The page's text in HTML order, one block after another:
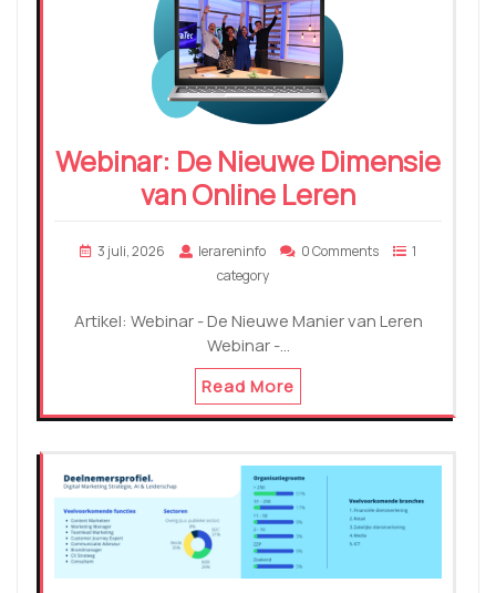
Webinar: De Nieuwe Dimensie
van Online Leren
3 juli, 2026 lerareninfo 0 Comments
1
category
Artikel: Webinar - De Nieuwe Manier van Leren
Webinar -…
Read More